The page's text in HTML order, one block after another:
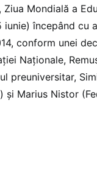
Ziua Mondială a
iunie) începând cu
conform unei
Naţionale,
preuniversitar,
şi Marius Nistor